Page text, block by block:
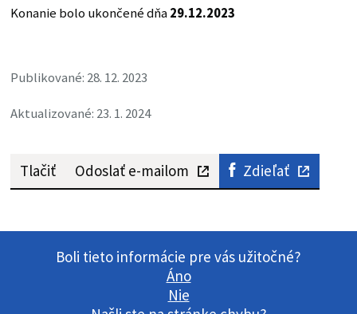
Konanie bolo ukončené dňa29.12.2023
Publikované: 28. 12. 2023
Aktualizované: 23. 1. 2024
Tlačiť Odoslať e-mailom Zdieľať
Boli tieto informácie pre vás užitočné?
Áno
Nie